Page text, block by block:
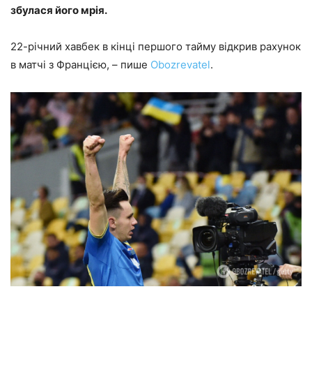
збулася його мрія.
22-річний хавбек в кінці першого тайму відкрив рахунок
в матчі з Францією, – пише Оbozrevatel.